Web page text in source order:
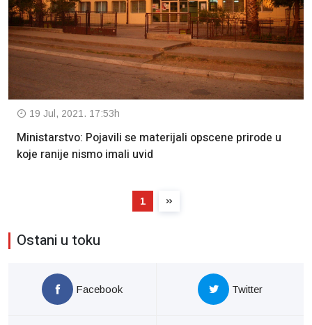
19 Jul, 2021. 17:53h
Ministarstvo: Pojavili se materijali opscene prirode u
koje ranije nismo imali uvid
1
Ostani u toku
Facebook Twitter